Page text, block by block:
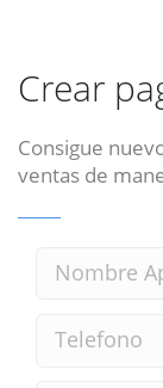
Crear
Consigue
ventas de